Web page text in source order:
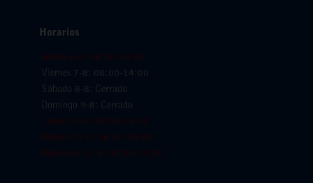
Horarios
Jueves 6-8: 08:00-14:00
Viernes 7-8: 08:00-14:00
Sábado 8-8: Cerrado
Domingo 9-8: Cerrado
Lunes 10-8: 08:00-14:00
Martes 11-8: 08:00-14:00
Miercoles 12-8: 08:00-14:00